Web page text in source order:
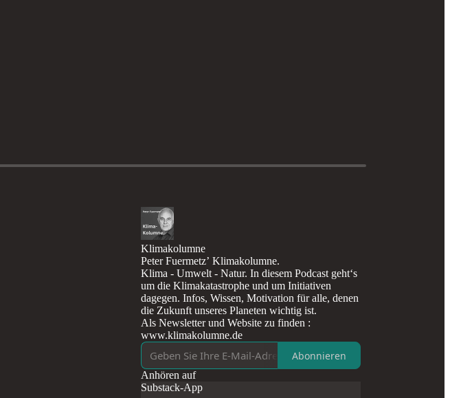
Klimakolumne
Peter Fuermetz’ Klimakolumne.
Klima - Umwelt - Natur. In diesem Podcast geht‘s
um die Klimakatastrophe und um Initiativen
dagegen. Infos, Wissen, Motivation für alle, denen
die Zukunft unseres Planeten wichtig ist.
Als Newsletter und Website zu finden :
www.klimakolumne.de
Abonnieren
Anhören auf
Substack-App